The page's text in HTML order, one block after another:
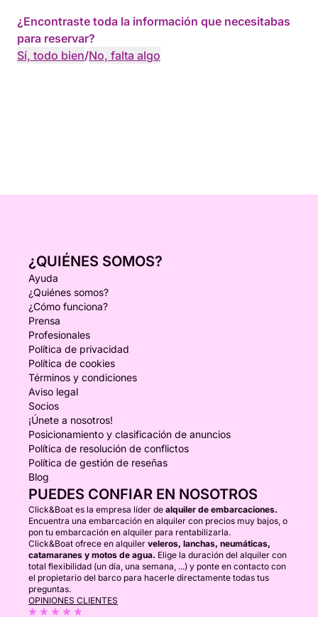
¿Encontraste toda la información que necesitabas
para reservar?
Sí, todo bien/No, falta algo
¿QUIÉNES SOMOS?
Ayuda
¿Quiénes somos?
¿Cómo funciona?
Prensa
Profesionales
Política de privacidad
Política de cookies
Términos y condiciones
Aviso legal
Socios
¡Únete a nosotros!
Posicionamiento y clasificación de anuncios
Política de resolución de conflictos
Política de gestión de reseñas
Blog
PUEDES CONFIAR EN NOSOTROS
Click&Boat es la empresa líder de alquiler de embarcaciones.
Encuentra una embarcación en alquiler con precios muy bajos, o
pon tu embarcación en alquiler para rentabilizarla.
Click&Boat ofrece en alquiler veleros, lanchas, neumáticas,
catamaranes y motos de agua. Elige la duración del alquiler con
total flexibilidad (un día, una semana, ...) y ponte en contacto con
el propietario del barco para hacerle directamente todas tus
preguntas.
OPINIONES CLIENTES